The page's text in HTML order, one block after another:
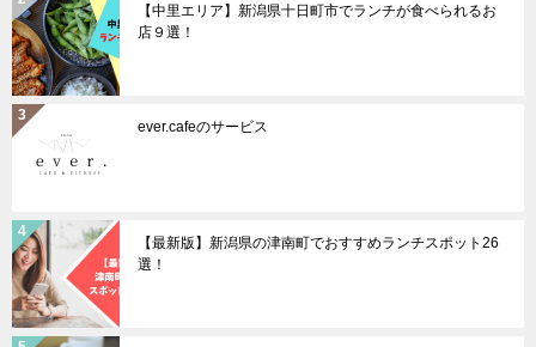
【中里エリア】新潟県十日町市でランチが食べられるお
店９選！
ever.cafeのサービス
【最新版】新潟県の津南町でおすすめランチスポット26
選！